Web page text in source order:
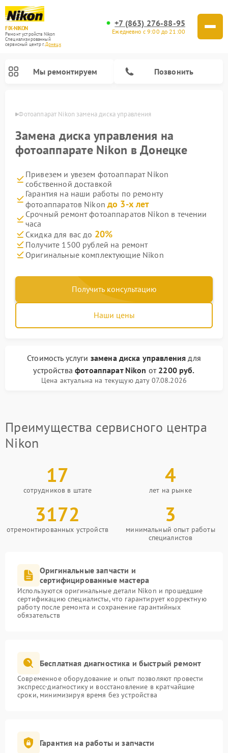
FIX-NIKON
Ремонт устройств Nikon
Специализированный
cервисный центр г.Донецк
+7 (863) 276-88-95
Ежедневно с 9:00 до 21:00
Мы ремонтируем Позвонить
Фотоаппарат Nikon замена диска управления
Замена диска управления на
фотоаппарате Nikon в Донецке
Привезем и увезем фотоаппарат Nikon
собственной доставкой
Гарантия на наши работы по ремонту
фотоаппаратов Nikonдо 3-х лет
Срочный ремонт фотоаппаратов Nikon в течении
часа
Скидка для вас до 20%
Получите 1500 рублей на ремонт
Оригинальные комплектующие Nikon
Получить консультацию
Наши цены
Стоимость услуги замена диска управления для
устройствафотоаппарат Nikon от 2200 руб.
Цена актуальна на текущую дату 07.08.2026
Преимущества сервисного центра
Nikon
17
сотрудников в штате
4
лет на рынке
3172
отремонтированных устройств
3
минимальный опыт работы
специалистов
Оригинальные запчасти и
сертифицированные мастера
Используются оригинальные детали Nikon и прошедшие
сертификацию специалисты, что гарантирует корректную
работу после ремонта и сохранение гарантийных
обязательств
Бесплатная диагностика и быстрый ремонт
Современное оборудование и опыт позволяют провести
экспресс-диагностику и восстановление в кратчайшие
сроки, минимизируя время без устройства
Гарантия на работы и запчасти